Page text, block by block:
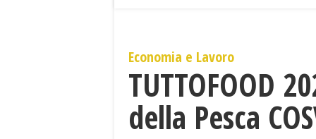
Economia e Lavoro
​TUTTOFOOD
della Pesca